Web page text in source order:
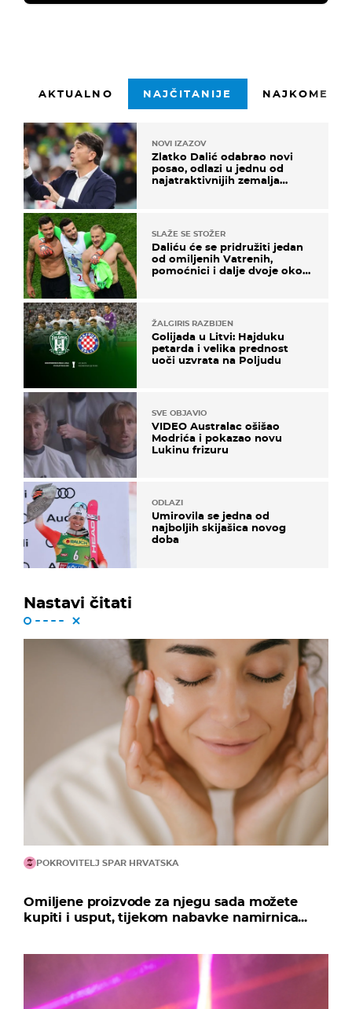
AKTUALNO NAJČITANIJE
NOVI IZAZOV
Zlatko Dalić odabrao novi
posao, odlazi u jednu od
najatraktivnijih zemalja
SLAŽE SE STOŽER
Daliću će se pridružiti jedan
od omiljenih Vatrenih,
pomoćnici i dalje dvoje oko
ŽALGIRIS RAZBIJEN
Golijada u Litvi: Hajduku
petarda i velika prednost
uoči uzvrata na Poljudu
SVE OBJAVIO
VIDEO Australac ošišao
Modrića i pokazao novu
Lukinu frizuru
ODLAZI
Umirovila se jedna od
najboljih skijašica novog
doba
Nastavi čitati
POKROVITELJ SPAR HRVATSKA
Omiljene proizvode za njegu sada možete
kupiti i usput, tijekom nabavke namirnica...